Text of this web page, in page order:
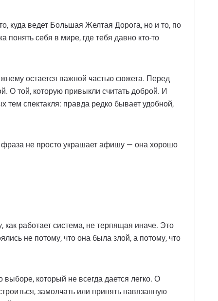
куда ведет Большая Желтая Дорога, но и то, по
себя в мире, где тебя давно кто-то
остается важной частью сюжета. Перед
О той, которую привыкли считать доброй. И
тем спектакля: правда редко бывает удобной,
фраза не просто украшает афишу — она хорошо
работает система, не терпящая иначе. Это
не потому, что она была злой, а потому, что
который не всегда дается легко. О
замолчать или принять навязанную